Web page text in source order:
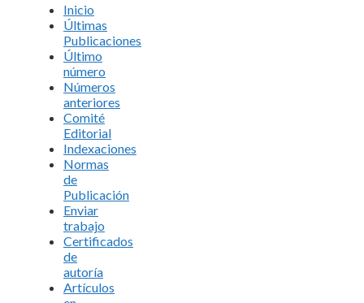
Inicio
Últimas
Publicaciones
Último
número
Números
anteriores
Comité
Editorial
Indexaciones
Normas
de
Publicación
Enviar
trabajo
Certificados
de
autoría
Artículos